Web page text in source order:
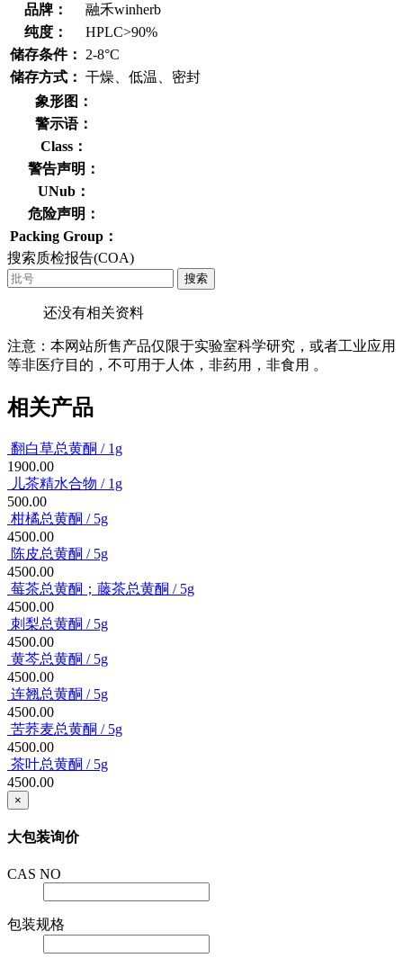
品牌：
融禾winherb
纯度：
HPLC>90%
储存条件：
2-8°C
储存方式： 干燥、低温、密封
象形图：
警示语：
Class：
警告声明：
UNub：
危险声明：
Packing Group：
搜索质检报告(COA)
搜索
还没有相关资料
注意：本网站所售产品仅限于实验室科学研究，或者工业应用
等非医疗目的，不可用于人体，非药用，非食用 。
相关产品
翻白草总黄酮 / 1g
1900.00
儿茶精水合物 / 1g
500.00
柑橘总黄酮 / 5g
4500.00
陈皮总黄酮 / 5g
4500.00
莓茶总黄酮；藤茶总黄酮‌ / 5g
4500.00
刺梨‌总黄酮 / 5g
4500.00
黄芩总黄酮 / 5g
4500.00
连翘总黄酮 / 5g
4500.00
苦荞麦总黄酮 / 5g
4500.00
茶叶总黄酮 / 5g
4500.00
×
大包装询价
CAS NO
包装规格